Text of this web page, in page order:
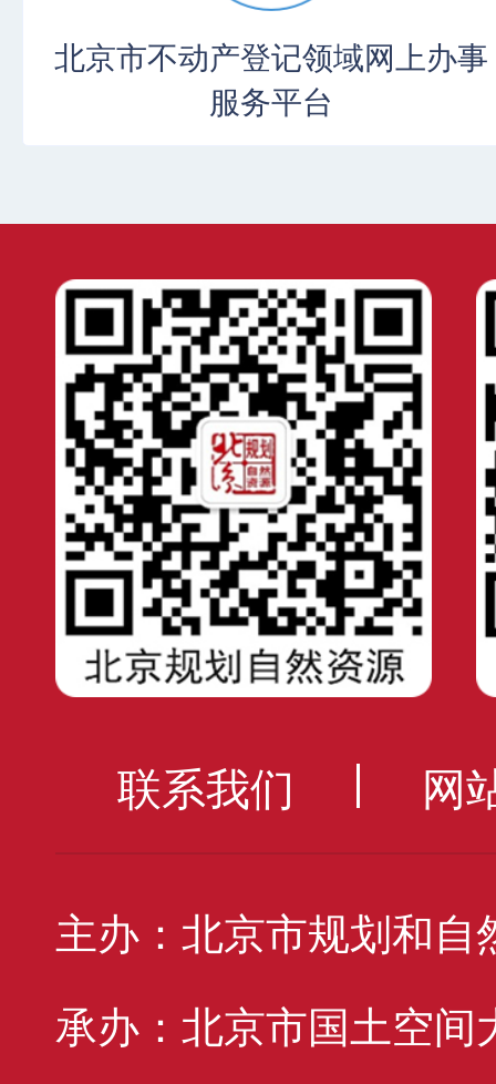
北京市不动产登记领域网上办事
服务平台